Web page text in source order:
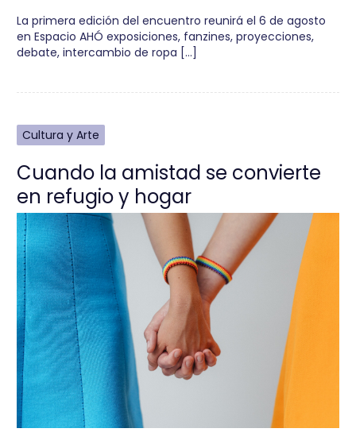
La primera edición del encuentro reunirá el 6 de agosto
en Espacio AHÓ exposiciones, fanzines, proyecciones,
debate, intercambio de ropa […]
Cultura y Arte
Cuando la amistad se convierte
en refugio y hogar